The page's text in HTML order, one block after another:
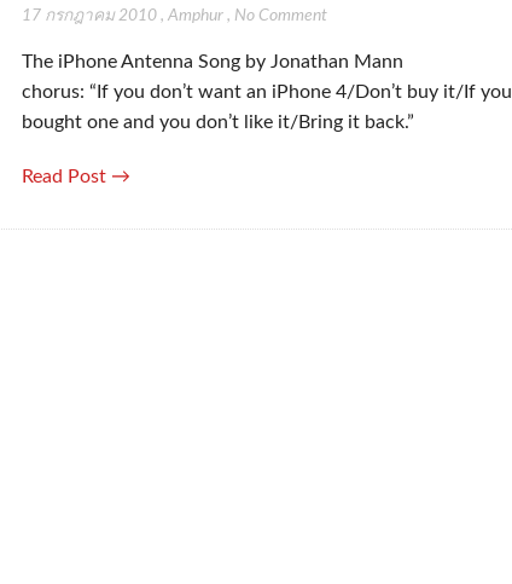
17 กรกฎาคม 2010, Amphur, No Comment
The iPhone Antenna Song by Jonathan Mann
chorus: “If you don’t want an iPhone 4/Don’t buy it/If you
bought one and you don’t like it/Bring it back.”
Read Post →